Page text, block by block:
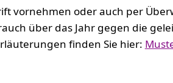
vornehmen oder auch per
über das Jahr gegen die
finden Sie hier: